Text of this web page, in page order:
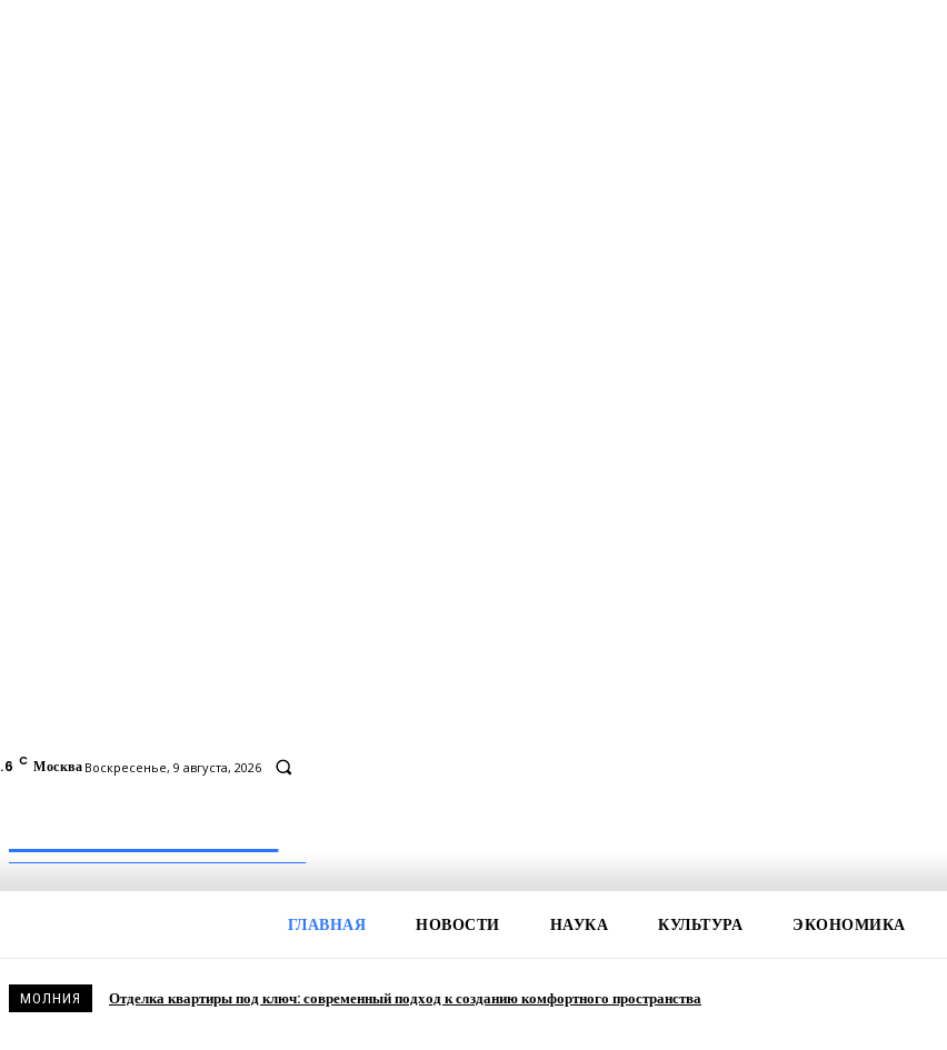
C Москва Воскресенье, 9 августа, 2026
ГЛАВНАЯ НОВОСТИ НАУКА КУЛЬТУРА ЭКОНОМИКА
МОЛНИЯ Отделка квартиры под ключ: современный подход к созданию комфортного пространства